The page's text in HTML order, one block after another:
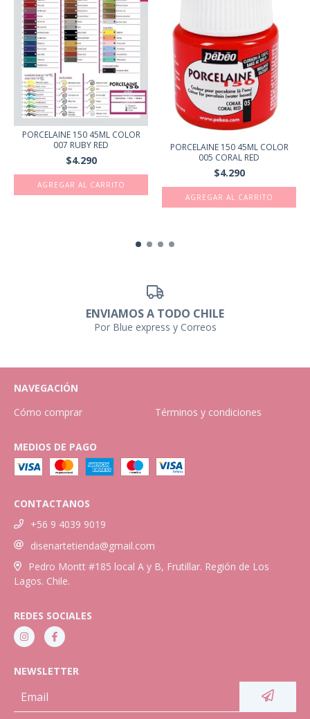
PORCELAINE 150 45ML COLOR
007 RUBY RED
$4.290
PORCELAINE 150 45ML COLOR
005 CORAL RED
$4.290
ENVIAMOS A TODO CHILE
Por Blue express y Correos
NAVEGACIÓN
Cómo comprar
Términos y condiciones
MEDIOS DE PAGO
CONTACTANOS
+56 9 4039 9019
disenartetienda@gmail.com
Pedro Montt #185 local A y B, Frutillar. Región de Los
Lagos. Chile.
REDES SOCIALES
NEWSLETTER